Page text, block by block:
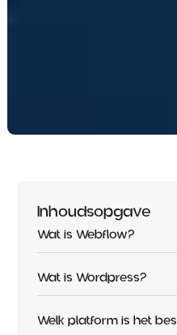
Inhoudsopgave
Wat is Webflow?
Wat is Wordpress?
Welk platform is het